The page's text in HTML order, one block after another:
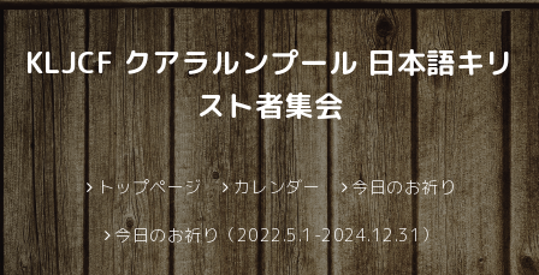
KLJCF クアラルンプール 日本語キリ
スト者集会
トップページ カレンダー 今日のお祈り
今日のお祈り（2022.5.1-2024.12.31）